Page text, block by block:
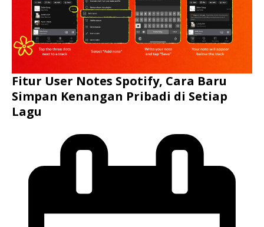
Fitur User Notes Spotify, Cara Baru
Simpan Kenangan Pribadi di Setiap
Lagu